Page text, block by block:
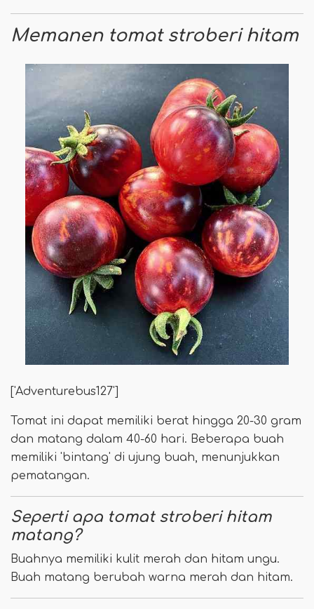
Memanen tomat stroberi hitam
['Adventurebus127']
Tomat ini dapat memiliki berat hingga 20-30 gram
dan matang dalam 40-60 hari. Beberapa buah
memiliki 'bintang' di ujung buah, menunjukkan
pematangan.
Seperti apa tomat stroberi hitam
matang?
Buahnya memiliki kulit merah dan hitam ungu.
Buah matang berubah warna merah dan hitam.